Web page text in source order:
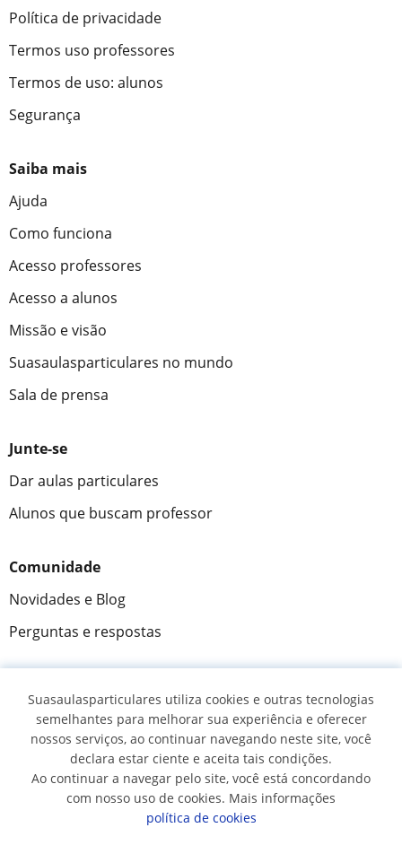
Política de privacidade
Termos uso professores
Termos de uso: alunos
Segurança
Saiba mais
Ajuda
Como funciona
Acesso professores
Acesso a alunos
Missão e visão
Suasaulasparticulares no mundo
Sala de prensa
Junte-se
Dar aulas particulares
Alunos que buscam professor
Comunidade
Novidades e Blog
Perguntas e respostas
Fantástica★★★★★ 9,5/10
305883 opiniões de alunos
© 2007 - 2026 Suas aulas particulares
Suasaulasparticulares utiliza cookies e outras tecnologias
semelhantes para melhorar sua experiência e oferecer
nossos serviços, ao continuar navegando neste site, você
declara estar ciente e aceita tais condições.
Ao continuar a navegar pelo site, você está concordando
com nosso uso de cookies. Mais informações
política de cookies